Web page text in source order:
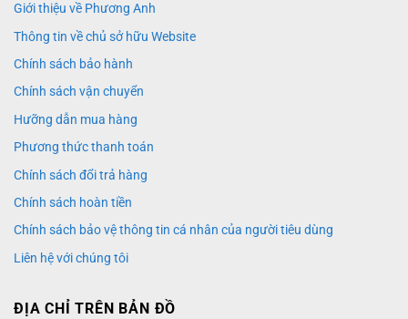
Giới thiệu về Phương Anh
Thông tin về chủ sở hữu Website
Chính sách bảo hành
Chính sách vận chuyển
Hưỡng dẫn mua hàng
Phương thức thanh toán
Chính sách đổi trả hàng
Chính sách hoàn tiền
Chính sách bảo vệ thông tin cá nhân của người tiêu dùng
Liên hệ với chúng tôi
ĐỊA CHỈ TRÊN BẢN ĐỒ